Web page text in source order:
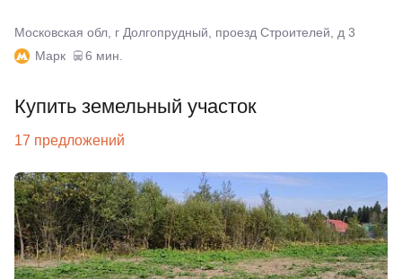
Московская обл, г Долгопрудный, проезд Строителей, д 3
Марк
6 мин.
Купить земельный участок
17 предложений